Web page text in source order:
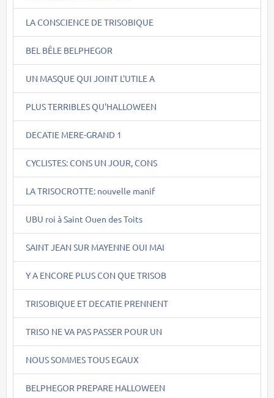
LA CONSCIENCE DE TRISOBIQUE
BEL BÊLE BELPHEGOR
UN MASQUE QUI JOINT L'UTILE A
PLUS TERRIBLES QU'HALLOWEEN
DECATIE MERE-GRAND 1
CYCLISTES: CONS UN JOUR, CONS
LA TRISOCROTTE: nouvelle manif
UBU roi à Saint Ouen des Toits
SAINT JEAN SUR MAYENNE OUI MAI
Y A ENCORE PLUS CON QUE TRISOB
TRISOBIQUE ET DECATIE PRENNENT
TRISO NE VA PAS PASSER POUR UN
NOUS SOMMES TOUS EGAUX
BELPHEGOR PREPARE HALLOWEEN